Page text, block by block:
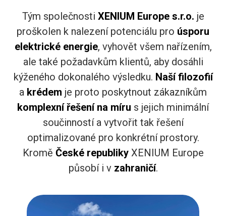
Tým společnosti XENIUM Europe s.r.o. je
proškolen k nalezení potenciálu pro úsporu
elektrické energie, vyhovět všem nařízením,
ale také požadavkům klientů, aby dosáhli
kýženého dokonalého výsledku. Naší filozofií
a krédem je proto poskytnout zákazníkům
komplexní řešení na míru s jejich minimální
součinností a vytvořit tak řešení
optimalizované pro konkrétní prostory.
Kromě České republikyXENIUM Europe
působí i v zahraničí.